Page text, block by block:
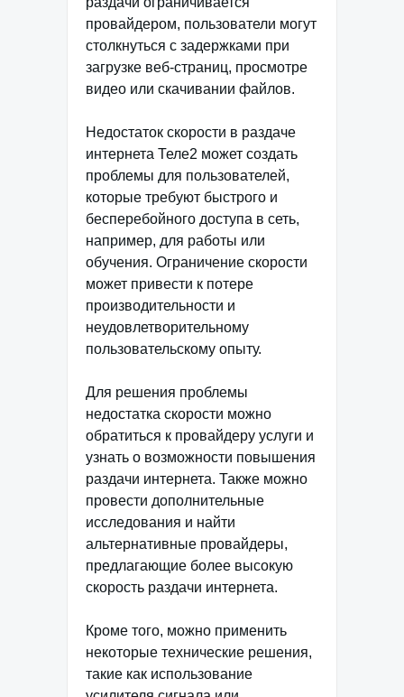
провайдером, пользователи могут
столкнуться с задержками при
загрузке веб-страниц, просмотре
видео или скачивании файлов.
Недостаток скорости в раздаче
интернета Теле2 может создать
проблемы для пользователей,
которые требуют быстрого и
бесперебойного доступа в сеть,
например, для работы или
обучения. Ограничение скорости
может привести к потере
производительности и
неудовлетворительному
пользовательскому опыту.
Для решения проблемы
недостатка скорости можно
обратиться к провайдеру услуги и
узнать о возможности повышения
раздачи интернета. Также можно
провести дополнительные
исследования и найти
альтернативные провайдеры,
предлагающие более высокую
скорость раздачи интернета.
Кроме того, можно применить
некоторые технические решения,
такие как использование